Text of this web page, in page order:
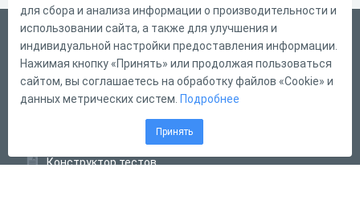
Русский
Справка
Форма обратной связи
Конструктор тестов
для сбора и анализа информации о производительности и
использовании сайта, а также для улучшения и
индивидуальной настройки предоставления информации.
Нажимая кнопку «Принять» или продолжая пользоваться
сайтом, вы соглашаетесь на обработку файлов «Cookie» и
данных метрических систем. Подробнее
Принять